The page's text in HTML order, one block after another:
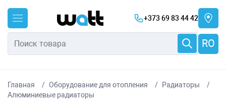
+373 69 83 44 42
RO
Главная Оборудование для отопления
Радиаторы
Алюминиевые радиаторы